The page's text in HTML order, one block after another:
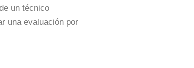
un técnico
una evaluación por